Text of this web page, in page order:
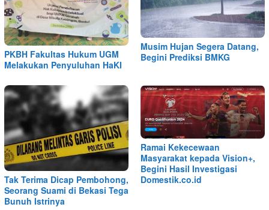
PKBH Fakultas Hukum UGM
Melakukan Penyuluhan HaKI
Musim Hujan Segera Datang,
Begini Prediksi BMKG
Tak Terima Dicap Pembohong,
Seorang Suami di Bekasi Tega
Bunuh Istrinya
Ramai Kekecewaan
Masyarakat kepada Vision+,
Begini Hasil Investigasi
Domestik.co.id